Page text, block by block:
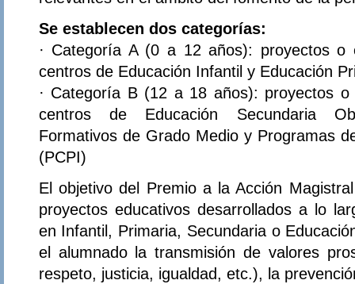
Se establecen dos categorías:
· Categoría A (0 a 12 años): proyectos o
centros de Educación Infantil y Educación
· Categoría B (12 a 18 años): proyectos
centros de Educación Secundaria
Formativos de Grado Medio y Programas
(PCPI)
El objetivo del Premio a la Acción
proyectos educativos desarrollados a lo
en Infantil, Primaria, Secundaria o
el alumnado la transmisión de valores
respeto, justicia, igualdad, etc.), la